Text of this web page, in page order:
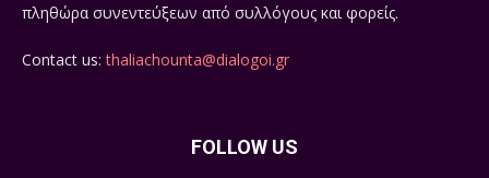
πληθώρα συνεντεύξεων από συλλόγους και φορείς.
Contact us:thaliachounta@dialogoi.gr
FOLLOW US